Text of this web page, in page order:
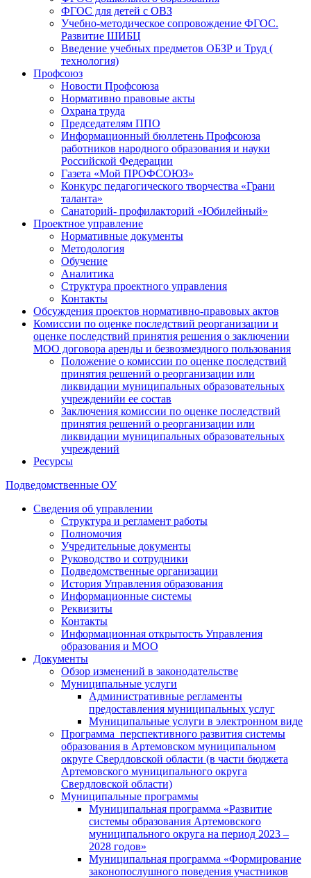
ФГОС для детей с ОВЗ
Учебно-методическое сопровождение ФГОС.
Развитие ШИБЦ
Введение учебных предметов ОБЗР и Труд (
технология)
Профсоюз
Новости Профсоюза
Нормативно правовые акты
Охрана труда
Председателям ППО
Информационный бюллетень Профсоюза
работников народного образования и науки
Российской Федерации
Газета «Мой ПРОФСОЮЗ»
Конкурс педагогического творчества «Грани
таланта»
Санаторий- профилакторий «Юбилейный»
Проектное управление
Нормативные документы
Методология
Обучение
Аналитика
Структура проектного управления
Контакты
Обсуждения проектов нормативно-правовых актов
Комиссии по оценке последствий реорганизации и
оценке последствий принятия решения о заключении
МОО договора аренды и безвозмездного пользования
Положение о комиссии по оценке последствий
принятия решений о реорганизации или
ликвидации муниципальных образовательных
учрежденийи ее состав
Заключения комиссии по оценке последствий
принятия решений о реорганизации или
ликвидации муниципальных образовательных
учреждений
Ресурсы
Подведомственные ОУ
Сведения об управлении
Структура и регламент работы
Полномочия
Учредительные документы
Руководство и сотрудники
Подведомственные организации
История Управления образования
Информационные системы
Реквизиты
Контакты
Информационная открытость Управления
образования и МОО
Документы
Обзор изменений в законодательстве
Муниципальные услуги
Административные регламенты
предоставления муниципальных услуг
Муниципальные услуги в электронном виде
Программа перспективного развития системы
образования в Артемовском муниципальном
округе Свердловской области (в части бюджета
Артемовского муниципального округа
Свердловской области)
Муниципальные программы
Муниципальная программа «Развитие
системы образования Артемовского
муниципального округа на период 2023 –
2028 годов»
Муниципальная программа «Формирование
законопослушного поведения участников